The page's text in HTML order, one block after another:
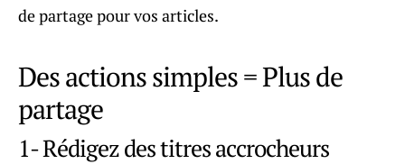
de partage pour vos articles.
Des actions simples = Plus de
partage
1- Rédigez des titres accrocheurs